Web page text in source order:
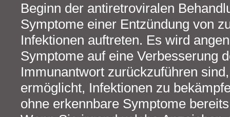
Beginn der antiretroviralen
Symptome einer Entzündung von
Infektionen auftreten. Es wird
Symptome auf eine Verbesserung
Immunantwort zurückzuführen
ermöglicht, Infektionen zu
ohne erkennbare Symptome